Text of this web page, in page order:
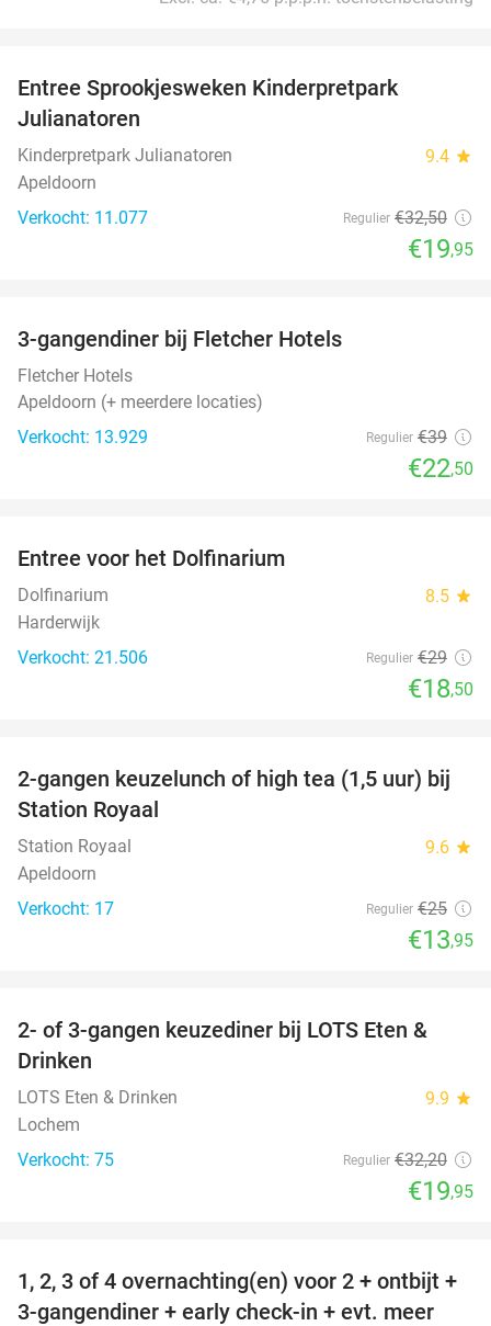
Entree Sprookjesweken Kinderpretpark
Julianatoren
Kinderpretpark Julianatoren 9.4 star
Apeldoorn
Verkocht: 11.077
Regulier €32,50
€19,95
3-gangendiner bij Fletcher Hotels
Fletcher Hotels
Apeldoorn (+ meerdere locaties)
Verkocht: 13.929
Regulier €39
€22,50
Entree voor het Dolfinarium
Dolfinarium 8.5 star
Harderwijk
Verkocht: 21.506
Regulier €29
€18,50
44%
2-gangen keuzelunch of high tea (1,5 uur) bij
Station Royaal
Station Royaal 9.6 star
Apeldoorn
Verkocht: 17
Regulier €25
€13,95
38%
2- of 3-gangen keuzediner bij LOTS Eten &
Drinken
LOTS Eten & Drinken 9.9 star
Lochem
Verkocht: 75
Regulier €32,20
€19,95
25%
1, 2, 3 of 4 overnachting(en) voor 2 + ontbijt +
3-gangendiner + early check-in + evt. meer